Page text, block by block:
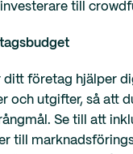
till
ditt företag hjälper
och utgifter, så att
Se till att
till